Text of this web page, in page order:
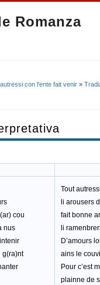
Romanza
con l'ente fait venir »
cou
nus
g(ra)nt
Tout
li arousers
fait bonne
li
D’amours
ains le
Pour c’est
plainne de